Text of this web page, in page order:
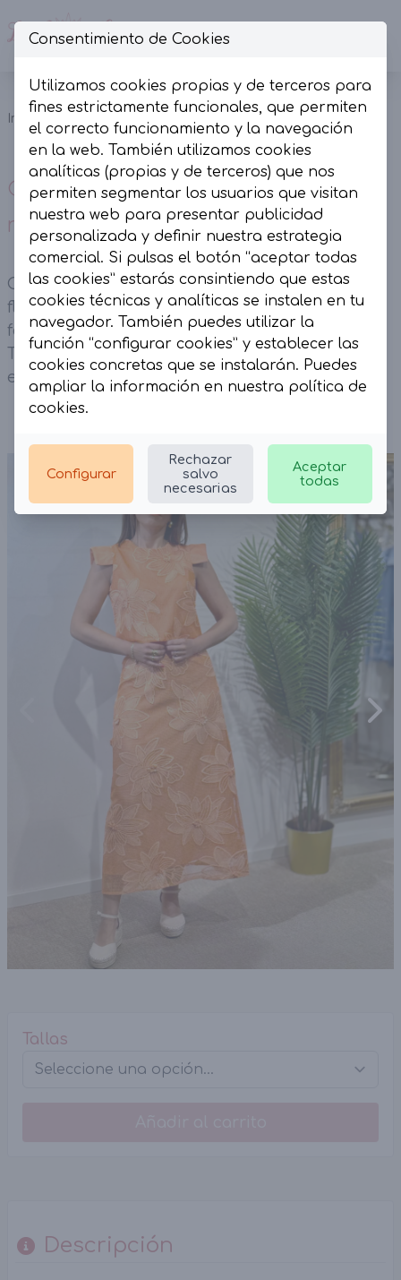
Inicio
Conjunto top
y falda floral
naranja.
Conjunto top y falda floral
naranja.
Conjunto top y falda floral naranja. Estampado
flores bordadas. Top con cremallera trasera y
falda engomada en cintura y cremallera lateral.
Top con cuello redondeado y falda con Corte
evasé.
Tallas
Descripción
Consentimiento de Cookies
Utilizamos cookies propias y de terceros para
fines estrictamente funcionales, que permiten
el correcto funcionamiento y la navegación
en la web. También utilizamos cookies
analíticas (propias y de terceros) que nos
permiten segmentar los usuarios que visitan
nuestra web para presentar publicidad
personalizada y definir nuestra estrategia
comercial. Si pulsas el botón “aceptar todas
las cookies” estarás consintiendo que estas
cookies técnicas y analíticas se instalen en tu
navegador. También puedes utilizar la
función “configurar cookies” y establecer las
cookies concretas que se instalarán. Puedes
ampliar la información en nuestra política de
cookies.
Configurar
Rechazar
salvo
necesarias
Aceptar
todas